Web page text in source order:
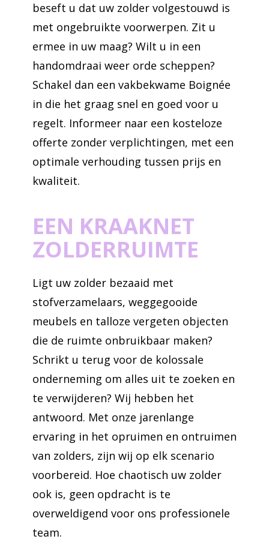
beseft u dat uw zolder volgestouwd is
met ongebruikte voorwerpen. Zit u
ermee in uw maag? Wilt u in een
handomdraai weer orde scheppen?
Schakel dan een vakbekwame Boignée
in die het graag snel en goed voor u
regelt. Informeer naar een kosteloze
offerte zonder verplichtingen, met een
optimale verhouding tussen prijs en
kwaliteit.
EEN KRAAKNET
ZOLDERRUIMTE
Ligt uw zolder bezaaid met
stofverzamelaars, weggegooide
meubels en talloze vergeten objecten
die de ruimte onbruikbaar maken?
Schrikt u terug voor de kolossale
onderneming om alles uit te zoeken en
te verwijderen? Wij hebben het
antwoord. Met onze jarenlange
ervaring in het opruimen en ontruimen
van zolders, zijn wij op elk scenario
voorbereid. Hoe chaotisch uw zolder
ook is, geen opdracht is te
overweldigend voor ons professionele
team.